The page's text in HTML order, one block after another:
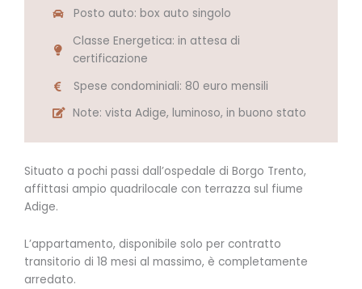
Posto auto: box auto singolo
Classe Energetica: in attesa di
certificazione
Spese condominiali: 80 euro mensili
Note: vista Adige, luminoso, in buono stato
Situato a pochi passi dall’ospedale di Borgo Trento,
affittasi ampio quadrilocale con terrazza sul fiume
Adige.
L’appartamento, disponibile solo per contratto
transitorio di 18 mesi al massimo, è completamente
arredato.